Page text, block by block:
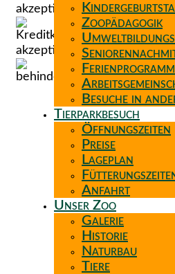
Zoopädagogik
Ferienprogramm
Besuche in
Tierparkbesuch
Öffnungszeiten
Preise
Lageplan
Anfahrt
Unser Zoo
Galerie
Historie
Naturbau
Tiere